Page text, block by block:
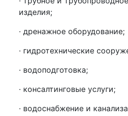
изделия;
· дренажное оборудование;
· гидротехнические
· водоподготовка;
· консалтинговые услуги;
· водоснабжение и